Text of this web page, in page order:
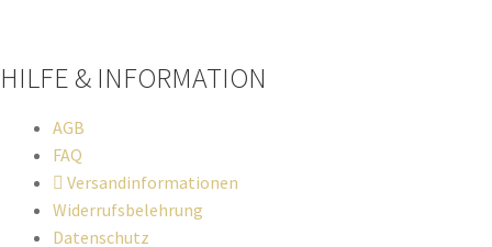
HILFE & INFORMATION​
AGB
FAQ
Versandinformationen
Widerrufsbelehrung
Datenschutz